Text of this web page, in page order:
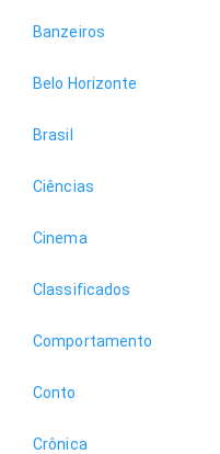
Banzeiros
Belo Horizonte
Brasil
Ciências
Cinema
Classificados
Comportamento
Conto
Crônica